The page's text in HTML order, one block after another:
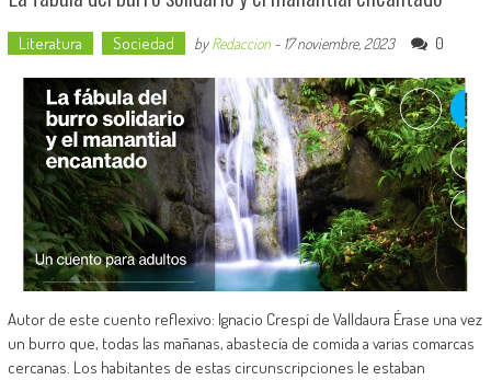
Literatura Sociedad byRedaccion- 17 noviembre, 2023 0
Autor de este cuento reflexivo: Ignacio Crespí de Valldaura Érase una vez
un burro que, todas las mañanas, abastecía de comida a varias comarcas
cercanas. Los habitantes de estas circunscripciones le estaban